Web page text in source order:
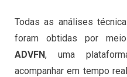
Todas as análises
foram obtidas por
ADVFN, uma
acompanhar em tempo